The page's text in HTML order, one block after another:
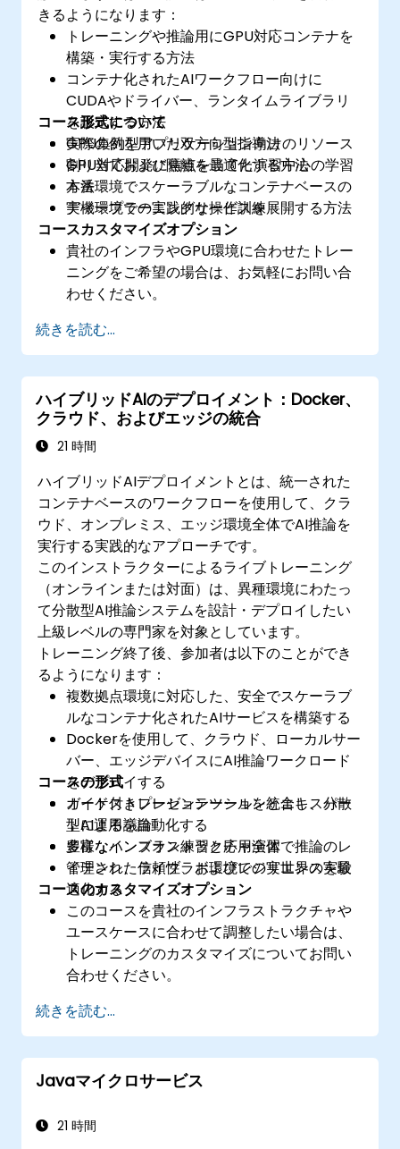
きるようになります：
トレーニングや推論用にGPU対応コンテナを
構築・実行する方法
コンテナ化されたAIワークフロー向けに
CUDAやドライバー、ランタイムライブラリ
を設定する方法
GPU集約型アプリケーション向けのリソース
割り当ておよび隔離を最適化する方法
本番環境でスケーラブルなコンテナベースの
ディープラーニングサービスを展開する方法
コース形式について
実際の例を用いた双方向型指導法
GPU対応開発に焦点を当てた演習中心の学習
方法
実機環境での実践的な操作訓練
コースカスタマイズオプション
貴社のインフラやGPU環境に合わせたトレー
ニングをご希望の場合は、お気軽にお問い合
わせください。
続きを読む...
ハイブリッドAIのデプロイメント：Docker、
クラウド、およびエッジの統合
21 時間
ハイブリッドAIデプロイメントとは、統一された
コンテナベースのワークフローを使用して、クラ
ウド、オンプレミス、エッジ環境全体でAI推論を
実行する実践的なアプローチです。
このインストラクターによるライブトレーニング
（オンラインまたは対面）は、異種環境にわたっ
て分散型AI推論システムを設計・デプロイしたい
上級レベルの専門家を対象としています。
トレーニング終了後、参加者は以下のことができ
るようになります：
複数拠点環境に対応した、安全でスケーラブ
ルなコンテナ化されたAIサービスを構築する
Dockerを使用して、クラウド、ローカルサー
バー、エッジデバイスにAI推論ワークロード
をデプロイする
オーケストレーションツールを統合し、分散
型AI運用を自動化する
多様なインフラストラクチャ全体で推論のレ
イテンシ、信頼性、およびレジリエンスを最
適化する
コースの形式
ガイド付きプレゼンテーションとエキスパー
トによる議論
豊富なハンズオン練習と応用演習
管理されたライブラボ環境での実世界の実験
コースのカスタマイズオプション
このコースを貴社のインフラストラクチャや
ユースケースに合わせて調整したい場合は、
トレーニングのカスタマイズについてお問い
合わせください。
続きを読む...
Javaマイクロサービス
21 時間